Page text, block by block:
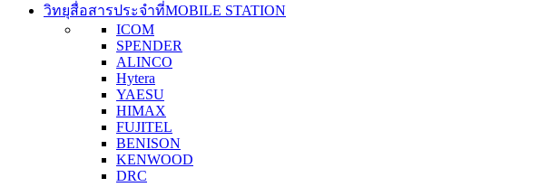
วิทยุสื่อสารประจำที่MOBILE STATION
ICOM
SPENDER
ALINCO
Hytera
YAESU
HIMAX
FUJITEL
BENISON
KENWOOD
DRC